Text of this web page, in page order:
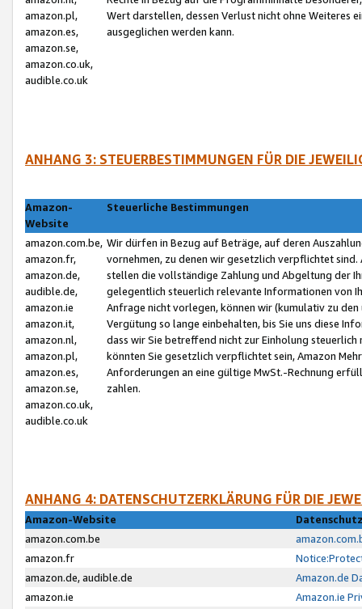
amazon.pl,
amazon.es,
amazon.se,
amazon.co.uk,
audible.co.uk
Wert darstellen, dessen Verlust nicht ohne Weiteres
ausgeglichen werden kann.
ANHANG 3: STEUERBESTIMMUNGEN FÜR DIE
Amazon-
Website
Steuerliche Bestimmungen
amazon.com.be,
amazon.fr,
amazon.de,
audible.de,
amazon.ie
amazon.it,
amazon.nl,
amazon.pl,
amazon.es,
amazon.se,
amazon.co.uk,
audible.co.uk
Wir dürfen in Bezug auf Beträge, auf deren
vornehmen, zu denen wir gesetzlich verpflichtet
stellen die vollständige Zahlung und Abgeltung der
gelegentlich steuerlich relevante Informationen von
Anfrage nicht vorlegen, können wir (kumulativ zu
Vergütung so lange einbehalten, bis Sie uns diese
dass wir Sie betreffend nicht zur Einholung
könnten Sie gesetzlich verpflichtet sein, Amazon
Anforderungen an eine gültige MwSt.-Rechnung
zahlen.
ANHANG 4: DATENSCHUTZERKLÄRUNG FÜR DIE
Amazon-Website
amazon.com.be
amazon.fr
amazon.de, audible.de
Amazon.de
amazon.ie
Amazon.ie